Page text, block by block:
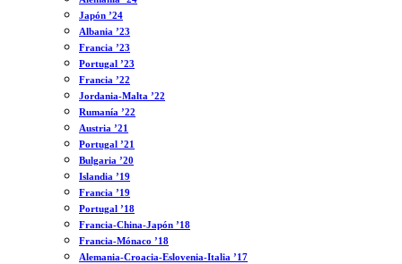
Japón ’24
Albania ’23
Francia ’23
Portugal ’23
Francia ’22
Jordania-Malta ’22
Rumanía ’22
Austria ’21
Portugal ’21
Bulgaria ’20
Islandia ’19
Francia ’19
Portugal ’18
Francia-China-Japón ’18
Francia-Mónaco ’18
Alemania-Croacia-Eslovenia-Italia ’17